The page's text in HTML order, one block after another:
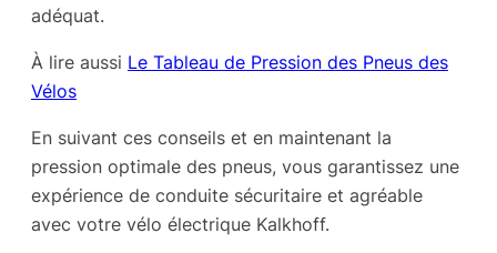
adéquat.
À lire aussi Le Tableau de Pression des Pneus des
Vélos
En suivant ces conseils et en maintenant la
pression optimale des pneus, vous garantissez une
expérience de conduite sécuritaire et agréable
avec votre vélo électrique Kalkhoff.